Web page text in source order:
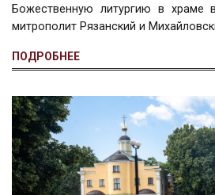
Божественную литургию в храме
митрополит Рязанский и
ПОДРОБНЕЕ